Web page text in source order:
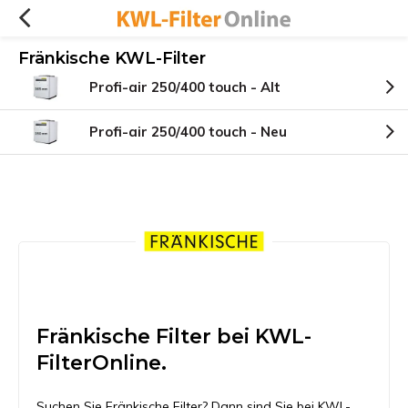
Fränkische KWL-Filter
Profi-air 250/400 touch - Alt
Profi-air 250/400 touch - Neu
Fränkische Filter bei KWL-
FilterOnline.